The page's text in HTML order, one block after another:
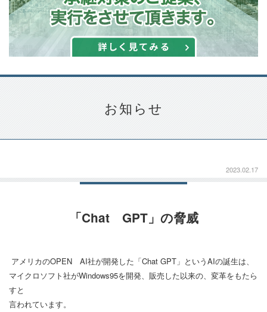
お知らせ
2023.02.17
「Chat GPT」の脅威
アメリカのOPEN AI社が開発した「Chat GPT」というAIの誕生は、
マイクロソフト社がWindows95を開発、販売した以来の、変革をもたら
すと
言われています。